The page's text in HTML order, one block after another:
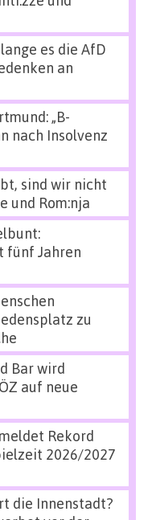
es die AfD
an
„B-
nach Insolvenz
sind wir nicht
und Rom:nja
fünf Jahren
zu
Bar wird
auf neue
Rekord
2026/2027
die Innenstadt?